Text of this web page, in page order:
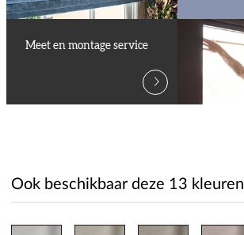
Meet en montage service
Ook beschikbaar deze 13 kleuren